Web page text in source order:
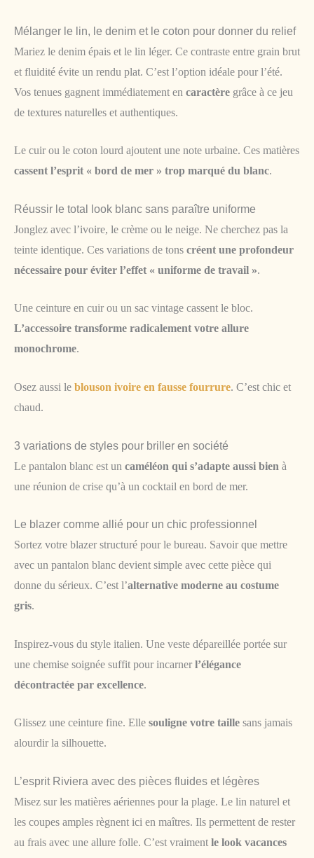
Mélanger le lin, le denim et le coton pour donner du relief
Mariez le denim épais et le lin léger. Ce contraste entre grain brut
et fluidité évite un rendu plat. C’est l’option idéale pour l’été.
Vos tenues gagnent immédiatement en caractère grâce à ce jeu
de textures naturelles et authentiques.
Le cuir ou le coton lourd ajoutent une note urbaine. Ces matières
cassent l’esprit « bord de mer » trop marqué du blanc.
Réussir le total look blanc sans paraître uniforme
Jonglez avec l’ivoire, le crème ou le neige. Ne cherchez pas la
teinte identique. Ces variations de tons créent une profondeur
nécessaire pour éviter l’effet « uniforme de travail ».
Une ceinture en cuir ou un sac vintage cassent le bloc.
L’accessoire transforme radicalement votre allure
monochrome.
Osez aussi le blouson ivoire en fausse fourrure. C’est chic et
chaud.
3 variations de styles pour briller en société
Le pantalon blanc est un caméléon qui s’adapte aussi bien à
une réunion de crise qu’à un cocktail en bord de mer.
Le blazer comme allié pour un chic professionnel
Sortez votre blazer structuré pour le bureau. Savoir que mettre
avec un pantalon blanc devient simple avec cette pièce qui
donne du sérieux. C’est l’alternative moderne au costume
gris.
Inspirez-vous du style italien. Une veste dépareillée portée sur
une chemise soignée suffit pour incarner l’élégance
décontractée par excellence.
Glissez une ceinture fine. Elle souligne votre taille sans jamais
alourdir la silhouette.
L’esprit Riviera avec des pièces fluides et légères
Misez sur les matières aériennes pour la plage. Le lin naturel et
les coupes amples règnent ici en maîtres. Ils permettent de rester
au frais avec une allure folle. C’est vraiment le look vacances